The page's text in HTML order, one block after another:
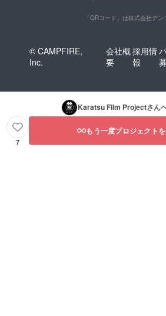
「QRコード」は株式会社デ
© CAMPFIRE,
Inc.
会社概
要
採用情
報
Karatsu Film Projectさん
7
もう一度プロジェクト